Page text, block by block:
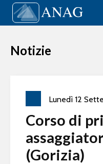
Vai al contenuto
Main
Notizie
Lunedì 12
Corso di
(Gorizia)